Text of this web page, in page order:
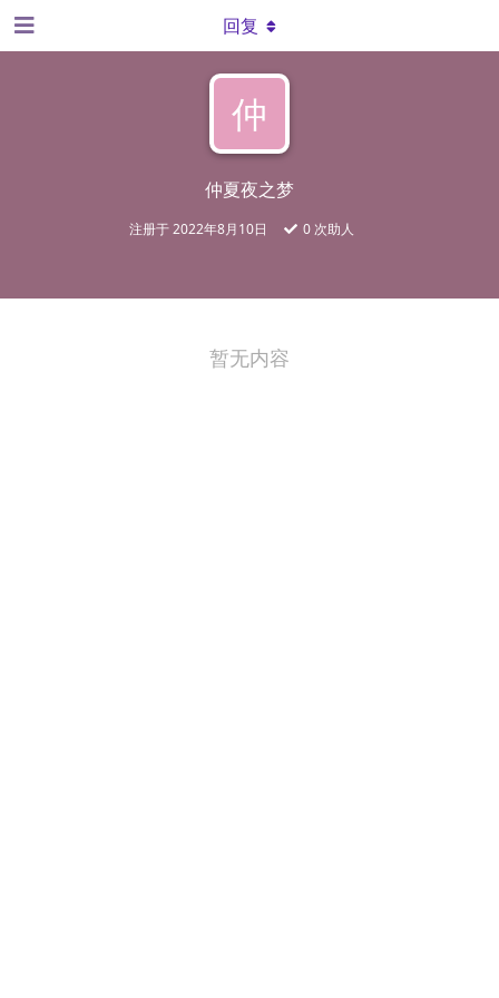
仲
仲夏夜之梦
注册于2022年8月10日 0次助人
回复
暂无内容